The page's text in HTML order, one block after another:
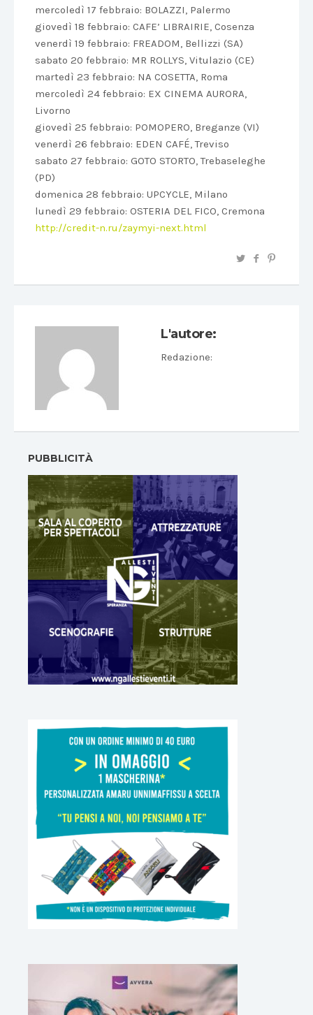
mercoledì 17 febbraio: BOLAZZI, Palermo
giovedì 18 febbraio: CAFE’ LIBRAIRIE, Cosenza
venerdì 19 febbraio: FREADOM, Bellizzi (SA)
sabato 20 febbraio: MR ROLLYS, Vitulazio (CE)
martedì 23 febbraio: NA COSETTA, Roma
mercoledì 24 febbraio: EX CINEMA AURORA,
Livorno
giovedì 25 febbraio: POMOPERO, Breganze (VI)
venerdì 26 febbraio: EDEN CAFÉ, Treviso
sabato 27 febbraio: GOTO STORTO, Trebaseleghe
(PD)
domenica 28 febbraio: UPCYCLE, Milano
lunedì 29 febbraio: OSTERIA DEL FICO, Cremona
http://credit-n.ru/zaymyi-next.html
L'autore:
Redazione:
PUBBLICITÀ